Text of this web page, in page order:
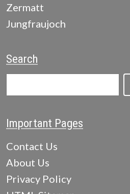
Zermatt
Jungfraujoch
Search
Important Pages
Contact Us
About Us
Privacy Policy